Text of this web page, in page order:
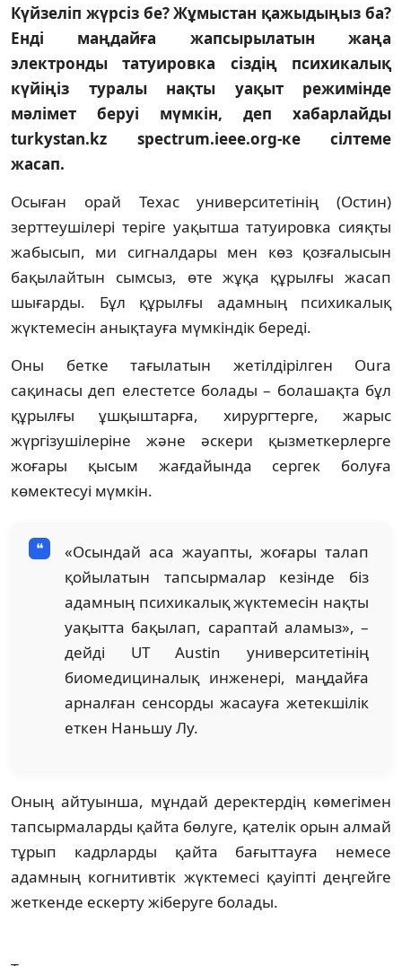
Күйзеліп жүрсіз бе? Жұмыстан қажыдыңыз ба?
Енді маңдайға жапсырылатын жаңа
электронды татуировка сіздің психикалық
күйіңіз туралы нақты уақыт режимінде
мәлімет беруі мүмкін, деп хабарлайды
turkystan.kz spectrum.ieee.org-ке сілтеме
жасап.
Осыған орай Техас университетінің (Остин)
зерттеушілері теріге уақытша татуировка сияқты
жабысып, ми сигналдары мен көз қозғалысын
бақылайтын сымсыз, өте жұқа құрылғы жасап
шығарды. Бұл құрылғы адамның психикалық
жүктемесін анықтауға мүмкіндік береді.
Оны бетке тағылатын жетілдірілген Oura
сақинасы деп елестетсе болады – болашақта бұл
құрылғы ұшқыштарға, хирургтерге, жарыс
жүргізушілеріне және әскери қызметкерлерге
жоғары қысым жағдайында сергек болуға
көмектесуі мүмкін.
«Осындай аса жауапты, жоғары талап
қойылатын тапсырмалар кезінде біз
адамның психикалық жүктемесін нақты
уақытта бақылап, сараптай аламыз», –
дейді UT Austin университетінің
биомедициналық инженері, маңдайға
арналған сенсорды жасауға жетекшілік
еткен Наньшу Лу.
Оның айтуынша, мұндай деректердің көмегімен
тапсырмаларды қайта бөлуге, қателік орын алмай
тұрып кадрларды қайта бағыттауға немесе
адамның когнитивтік жүктемесі қауіпті деңгейге
жеткенде ескерту жіберуге болады.